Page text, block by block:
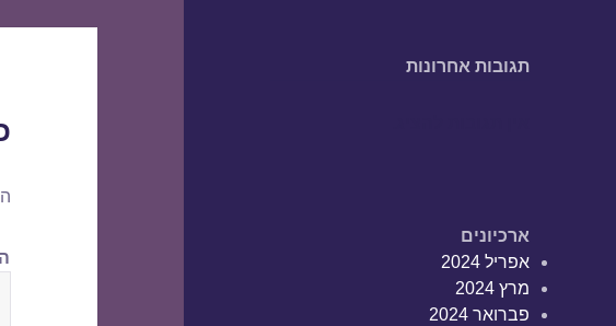
תגובות אחרונות
ארכיונים
אפריל 2024
מרץ 2024
פברואר 2024